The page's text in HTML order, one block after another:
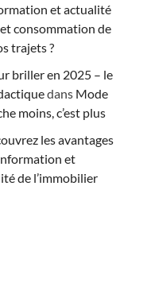
et actualité
consommation de
trajets ?
briller en 2025 – le
dans Mode
moins, c’est plus
les avantages
et
de l’immobilier